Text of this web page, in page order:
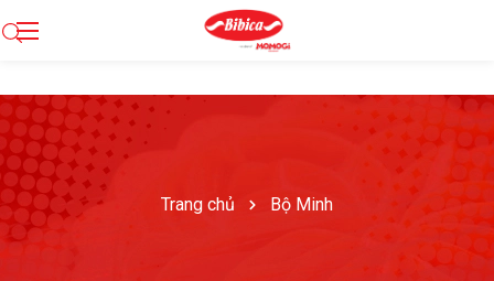
Trang chủ Bộ Minh